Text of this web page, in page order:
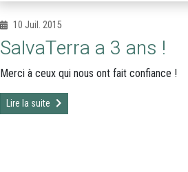
10 Juil. 2015
SalvaTerra a 3 ans !
Merci à ceux qui nous ont fait confiance !
Lire la suite